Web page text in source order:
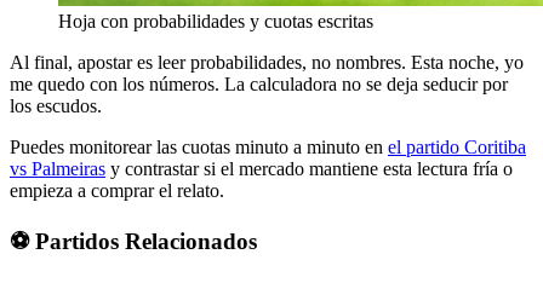
Hoja con probabilidades y cuotas escritas
Al final, apostar es leer probabilidades, no nombres. Esta noche, yo
me quedo con los números. La calculadora no se deja seducir por
los escudos.
Puedes monitorear las cuotas minuto a minuto en el partido Coritiba
vs Palmeiras y contrastar si el mercado mantiene esta lectura fría o
empieza a comprar el relato.
⚽ Partidos Relacionados